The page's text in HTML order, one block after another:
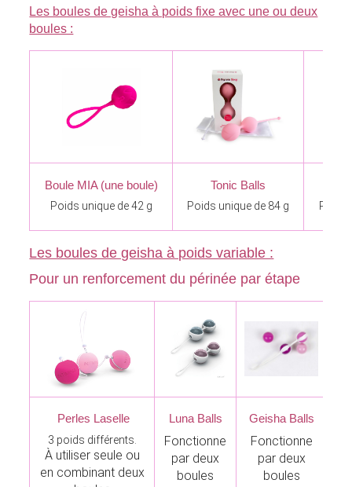
Les boules de geisha à poids fixe avec une ou deux
boules :
Boule MIA (une boule)
Poids unique de 42 g
Tonic Balls
Poids unique de 84 g Poids
Les boules de geisha à poids variable :
Pour un renforcement du périnée par étape
Perles Laselle
3 poids différents.
À utiliser seule ou
en combinant deux
Luna Balls
Fonctionne
par deux
boules
Geisha Balls
Fonctionne
par deux
boules